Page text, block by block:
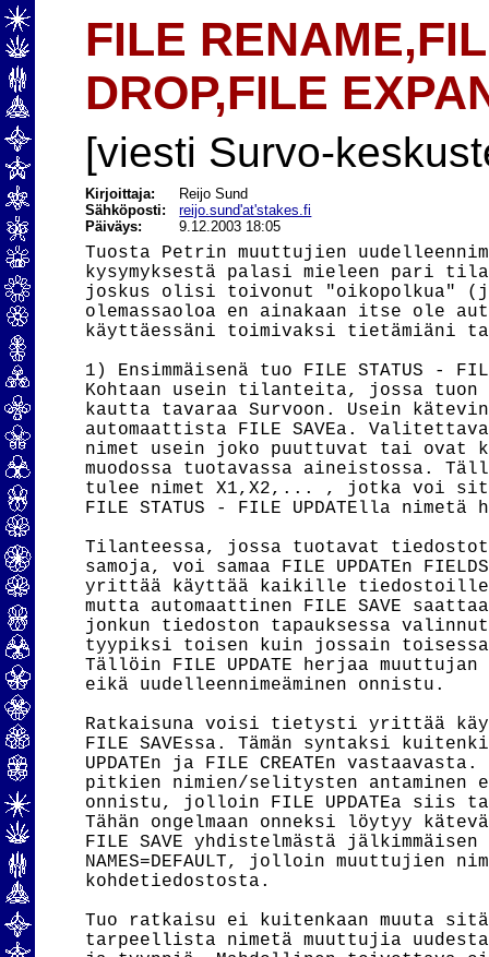
FILE
DROP,FILE
[viesti Survo-
Kirjoittaja:
Reijo Sund
Sähköposti:reijo.sund'at'stakes.fi
Päiväys:
9.12.2003 18:05
Tuosta Petrin muuttujien
kysymyksestä palasi mieleen pari
joskus olisi toivonut "oikopolkua"
olemassaoloa en ainakaan itse ole
käyttäessäni toimivaksi tietämiäni
1) Ensimmäisenä tuo FILE STATUS -
Kohtaan usein tilanteita, jossa
kautta tavaraa Survoon. Usein
automaattista FILE SAVEa.
nimet usein joko puuttuvat tai ovat
muodossa tuotavassa aineistossa.
tulee nimet X1,X2,... , jotka voi
FILE STATUS - FILE UPDATElla nimetä
Tilanteessa, jossa tuotavat tiedostot
samoja, voi samaa FILE UPDATEn
yrittää käyttää kaikille tiedostoille.
mutta automaattinen FILE SAVE
jonkun tiedoston tapauksessa
tyypiksi toisen kuin jossain
Tällöin FILE UPDATE herjaa
eikä uudelleennimeäminen onnistu.
Ratkaisuna voisi tietysti yrittää
FILE SAVEssa. Tämän syntaksi
UPDATEn ja FILE CREATEn
pitkien nimien/selitysten antaminen
onnistu, jolloin FILE UPDATEa
Tähän ongelmaan onneksi löytyy
FILE SAVE yhdistelmästä jälkimmäisen
NAMES=DEFAULT, jolloin muuttujien
kohdetiedostosta.
Tuo ratkaisu ei kuitenkaan muuta
tarpeellista nimetä muuttujia